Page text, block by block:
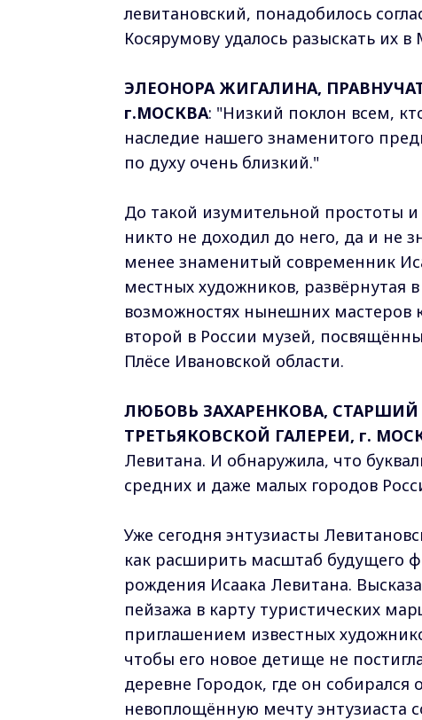
левитановский, понадобилось
Косярумову удалось разыскать их в
ЭЛЕОНОРА ЖИГАЛИНА,
г.МОСКВА: "Низкий поклон всем,
наследие нашего знаменитого
по духу очень близкий."
До такой изумительной простоты
никто не доходил до него, да и не
менее знаменитый современник
местных художников, развёрнутая
возможностях нынешних мастеров
второй в России музей,
Плёсе Ивановской области.
ЛЮБОВЬ ЗАХАРЕНКОВА,
ТРЕТЬЯКОВСКОЙ ГАЛЕРЕИ, г.
Левитана. И обнаружила, что
средних и даже малых городов
Уже сегодня энтузиасты
как расширить масштаб будущего
рождения Исаака Левитана.
пейзажа в карту туристических
приглашением известных
чтобы его новое детище не
деревне Городок, где он
невоплощённую мечту энтузиаста